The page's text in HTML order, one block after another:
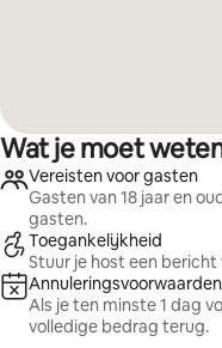
Wat je moet
Vereisten voor gasten
Gasten van 18 jaar en
gasten.
Toegankelijkheid
Stuur je host een bericht
Annuleringsvoorwaarden
Als je ten minste 1 dag
volledige bedrag terug.